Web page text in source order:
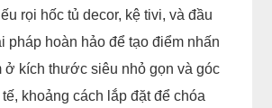
rọi hốc tủ decor, kệ tivi, và đầu
hoàn hảo để tạo điểm nhấn
ở kích thước siêu nhỏ gọn và góc
khoảng cách lắp đặt để chóa